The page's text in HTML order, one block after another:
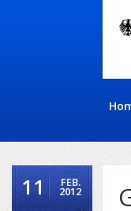
11 FEB.
2012